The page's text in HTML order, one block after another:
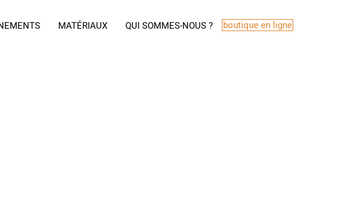
MATÉRIAUX QUI SOMMES-NOUS ? boutique en ligne